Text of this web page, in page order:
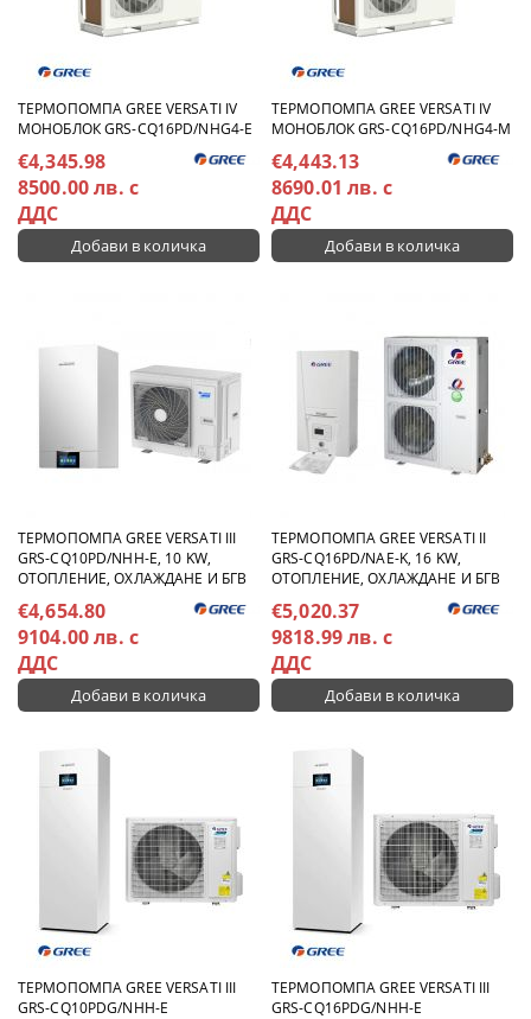
TЕРМОПОМПА GREE VERSATI IV
МОНОБЛОК GRS-CQ16PD/NHG4-E
€4,345.98
8500.00 лв. с
ДДС
TЕРМОПОМПА GREE VERSATI IV
МОНОБЛОК GRS-CQ16PD/NHG4-M
€4,443.13
8690.01 лв. с
ДДС
ТЕРМОПОМПА GREE VERSATI III
GRS-CQ10PD/NHH-E, 10 KW,
ОТОПЛЕНИЕ, ОХЛАЖДАНЕ И БГВ
€4,654.80
9104.00 лв. с
ДДС
ТЕРМОПОМПА GREE VERSATI II
GRS-CQ16PD/NAE-K, 16 KW,
ОТОПЛЕНИЕ, ОХЛАЖДАНЕ И БГВ
€5,020.37
9818.99 лв. с
ДДС
TЕРМОПОМПА GREE VERSATI III
GRS-CQ10PDG/NHH-E
TЕРМОПОМПА GREE VERSATI III
GRS-CQ16PDG/NHH-E